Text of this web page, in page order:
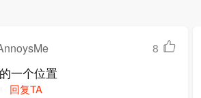
8
一个位置
回复TA